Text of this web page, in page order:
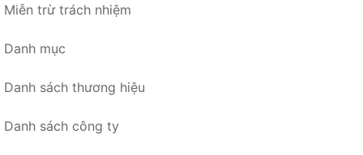
Miễn trừ trách nhiệm
Danh mục
Danh sách thương hiệu
Danh sách công ty